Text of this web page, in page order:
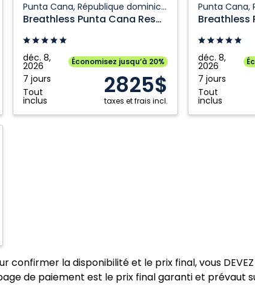
London
Punta Cana, République dominicaine
Breathless Punta Cana Resort And Spa
déc. 8,
2026
7 jours
Tout
inclus
Économisez jusqu’à 20%
2825$
taxes et frais incl.
Punta
Cana
Resort
And
Spa:
Punta
Cana,
République
déc. 8,
2026
7 jours
Tout
inclus
Punta
Cana
Resort
And
Spa:
Punta
Cana,
République
la disponibilité et le prix final, vous
de paiement est le prix final garanti et prévaut